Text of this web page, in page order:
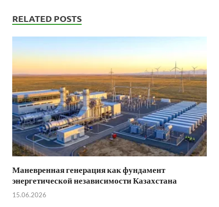
RELATED POSTS
Маневренная генерация как фундамент
энергетической независимости Казахстана
15.06.2026